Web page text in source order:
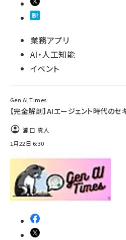
業務アプリ
AI・人工知能
イベント
Gen AI Times
【完全解剖】AIエージェント時代のセ
瀧口 真人
1月22日 6:30